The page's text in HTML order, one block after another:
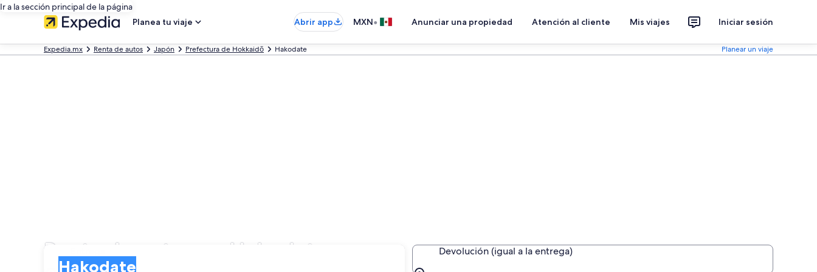
Ir a la sección principal de la página
Planea tu viaje
Abrir app MXN• Anunciar una propiedad Atención al cliente Mis viajes Iniciar sesión
Expedia.mx Renta de autos Japón Prefectura de Hokkaidō Hakodate Planear un viaje
Renta de autos en Hakodate
Hakodate
Devolución (igual a la entrega)